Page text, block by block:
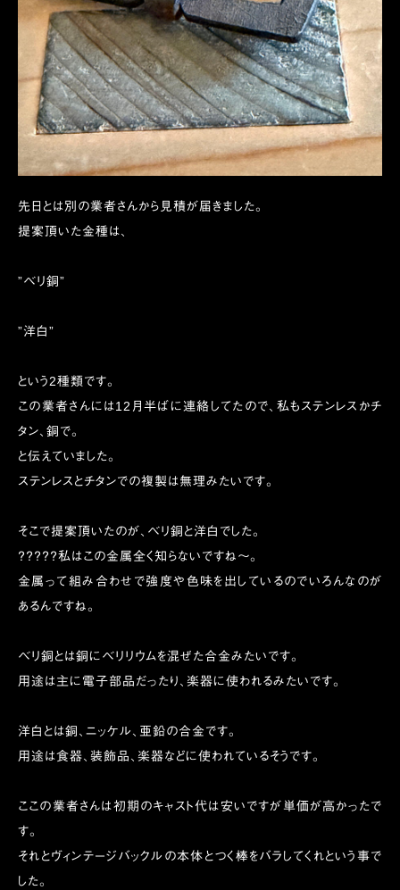
先日とは別の業者さんから見積が届きました。
提案頂いた金種は、
”ベリ銅”
”洋白”
という2種類です。
この業者さんには12月半ばに連絡してたので、私もステンレスかチ
タン、銅で。
と伝えていました。
ステンレスとチタンでの複製は無理みたいです。
そこで提案頂いたのが、ベリ銅と洋白でした。
？？？？？私はこの金属全く知らないですね〜。
金属って組み合わせで強度や色味を出しているのでいろんなのが
あるんですね。
ベリ銅とは銅にベリリウムを混ぜた合金みたいです。
用途は主に電子部品だったり、楽器に使われるみたいです。
洋白とは銅、ニッケル、亜鉛の合金です。
用途は食器、装飾品、楽器などに使われているそうです。
ここの業者さんは初期のキャスト代は安いですが単価が高かったで
す。
それとヴィンテージバックルの本体とつく棒をバラしてくれという事で
した。